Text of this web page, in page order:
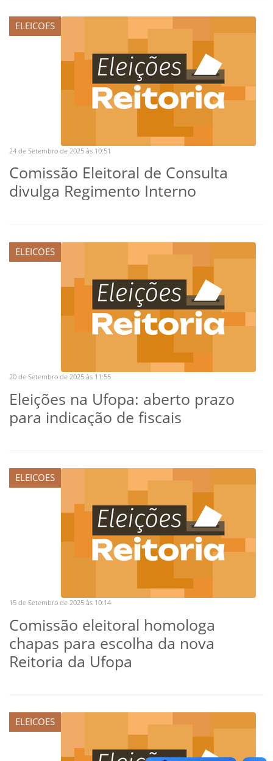
ELEICOES
24 de Setembro de 2025 às 10:51
Comissão Eleitoral de Consulta
divulga Regimento Interno
ELEICOES
20 de Setembro de 2025 às 11:55
Eleições na Ufopa: aberto prazo
para indicação de fiscais
ELEICOES
15 de Setembro de 2025 às 10:14
Comissão eleitoral homologa
chapas para escolha da nova
Reitoria da Ufopa
ELEICOES